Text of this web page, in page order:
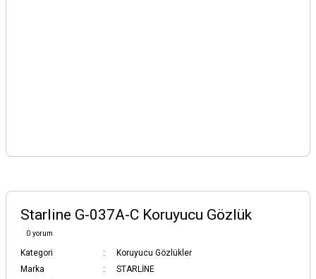
Starline G-037A-C Koruyucu Gözlük
0 yorum
Kategori
Koruyucu Gözlükler
Marka
STARLİNE